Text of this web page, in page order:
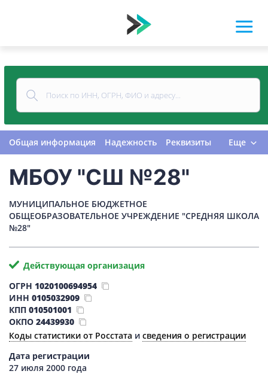
Общая информация Надежность
Реквизиты
Финансовая отчетность
Руководитель
Долги
Налоги и сборы История изменений
Еще
МБОУ "СШ №28"
МУНИЦИПАЛЬНОЕ БЮДЖЕТНОЕ
ОБЩЕОБРАЗОВАТЕЛЬНОЕ УЧРЕЖДЕНИЕ "СРЕДНЯЯ ШКОЛА
№28"
Действующая организация
ОГРН 1020100694954
ИНН 0105032909
КПП 010501001
ОКПО 24439930
Коды статистики от Росстата и сведения о регистрации
Дата регистрации
27 июля 2000 года